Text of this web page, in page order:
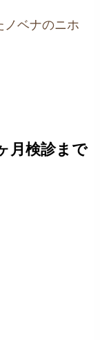
ノベナのニホ
月検診まで